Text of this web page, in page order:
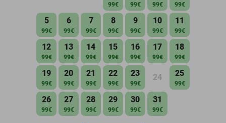
99€ 99€ 99€ 99€
5
99€
6
99€
7
99€
8
99€
9
99€
10
99€
11
99€
12
99€
13
99€
14
99€
15
99€
16
99€
17
99€
18
99€
19
99€
20
99€
21
99€
22
99€
23
99€
24 25
99€
26
99€
27
99€
28
99€
29
99€
30
99€
31
99€